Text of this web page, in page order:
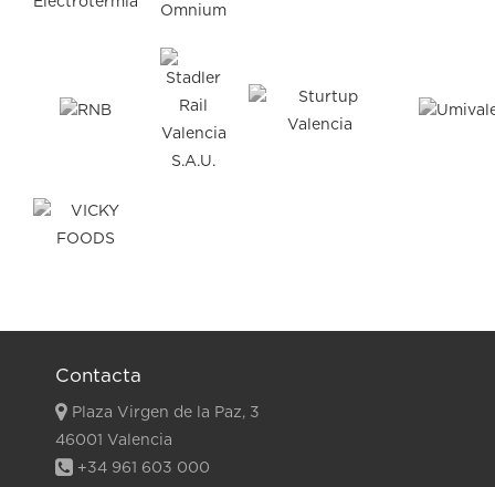
Contacta
Plaza Virgen de la Paz, 3
46001 Valencia
+34 961 603 000